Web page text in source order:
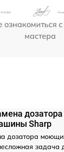
мастера
Sharp
дозатора
задача